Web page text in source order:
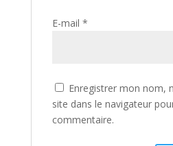
E-mail *
Enregistrer mon nom,
site dans le navigateur
commentaire.